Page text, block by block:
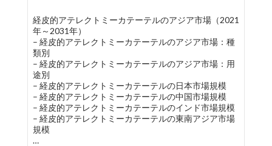
経皮的アテレクトミーカテーテルのアジア市場（2021
年～2031年）
– 経皮的アテレクトミーカテーテルのアジア市場：種
類別
– 経皮的アテレクトミーカテーテルのアジア市場：用
途別
– 経皮的アテレクトミーカテーテルの日本市場規模
– 経皮的アテレクトミーカテーテルの中国市場規模
– 経皮的アテレクトミーカテーテルのインド市場規模
– 経皮的アテレクトミーカテーテルの東南アジア市場
規模
…